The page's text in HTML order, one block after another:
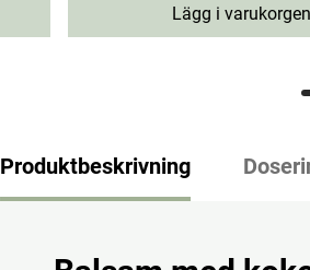
Lägg i varukorgen
Produktbeskrivning